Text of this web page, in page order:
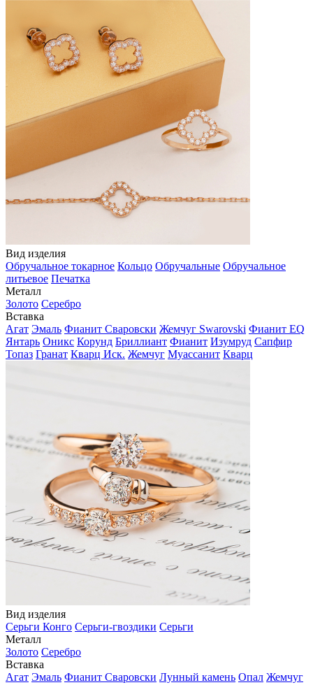
Вид изделия
Обручальное токарное Кольцо Обручальные Обручальное
литьевое Печатка
Металл
Золото Серебро
Вставка
Агат Эмаль Фианит Сваровски Жемчуг Swarovski Фианит EQ
Янтарь Оникс Корунд Бриллиант Фианит Изумруд Сапфир
Топаз Гранат Кварц Иск. Жемчуг Муассанит Кварц
Вид изделия
Серьги Конго Серьги-гвоздики Серьги
Металл
Золото Серебро
Вставка
Агат Эмаль Фианит Сваровски Лунный камень Опал Жемчуг